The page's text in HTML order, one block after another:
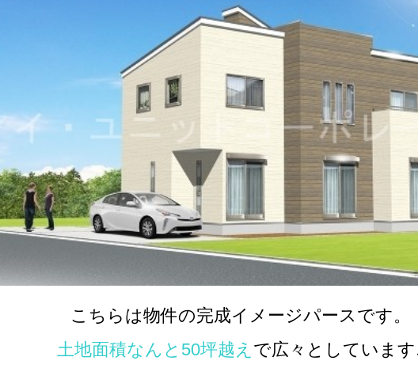
こちらは物件の完成イメージパースです。
土地面積なんと50坪越え で広々としています